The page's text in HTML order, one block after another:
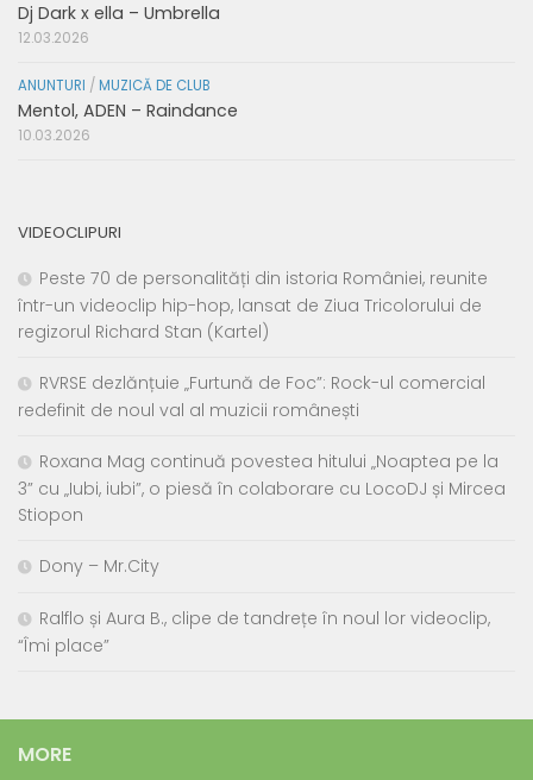
Dj Dark x ella – Umbrella
12.03.2026
ANUNTURI / MUZICĂ DE CLUB
Mentol, ADEN – Raindance
10.03.2026
VIDEOCLIPURI
Peste 70 de personalități din istoria României, reunite
într-un videoclip hip-hop, lansat de Ziua Tricolorului de
regizorul Richard Stan (Kartel)
RVRSE dezlănțuie „Furtună de Foc”: Rock-ul comercial
redefinit de noul val al muzicii românești
Roxana Mag continuă povestea hitului „Noaptea pe la
3” cu „Iubi, iubi”, o piesă în colaborare cu LocoDJ și Mircea
Stiopon
Dony – Mr.City
Ralflo și Aura B., clipe de tandrețe în noul lor videoclip,
“Îmi place”
MORE